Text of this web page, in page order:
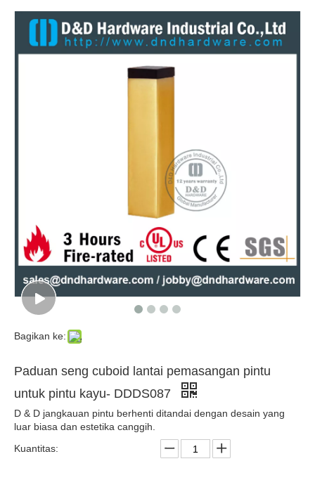
Bagikan ke:
Paduan seng cuboid lantai pemasangan pintu
untuk pintu kayu- DDDS087
D & D jangkauan pintu berhenti ditandai dengan desain yang
luar biasa dan estetika canggih.
Kuantitas: